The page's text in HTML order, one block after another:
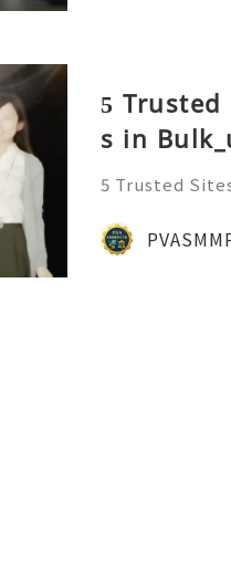
5
s in
5 Trusted
ply/Contact
gram: